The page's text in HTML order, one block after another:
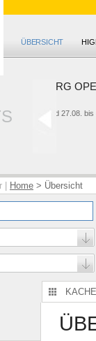
ÜBERSICHT
COBURG
bis 28.06. und 27.08. bis
| Home > Übersicht